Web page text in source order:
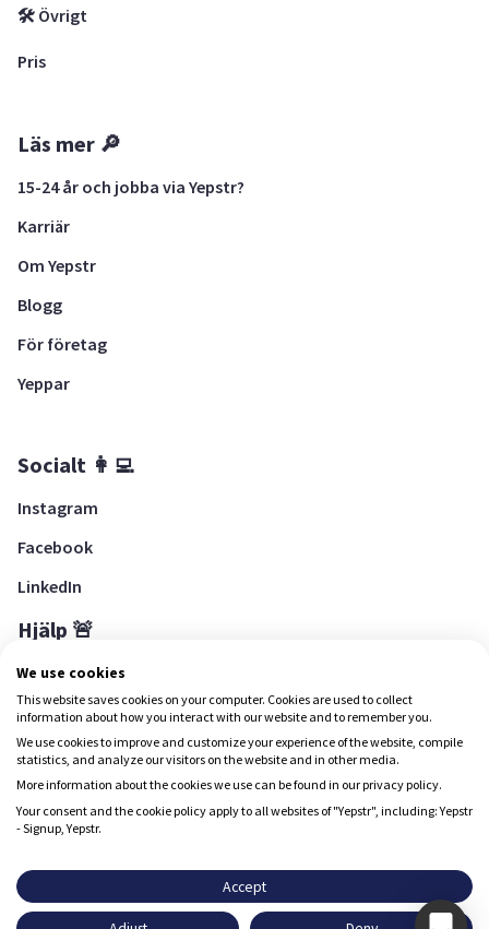
🛠 Övrigt
Pris
Läs mer 🔎
15-24 år och jobba via Yepstr?
Karriär
Om Yepstr
Blogg
För företag
Yeppar
Socialt 👩‍💻
Instagram
Facebook
LinkedIn
Hjälp 🚨
Hjälpcenter
Ladda ned Yepstr
Ladda ned Yepstr
Yepstr AB • Org. 556997-9817 • Skeppsbron 28, 111 30
upplevelse.
We use cookies
This website saves cookies on your computer. Cookies are used to collect
information about how you interact with our website and to remember you.
We use cookies to improve and customize your experience of the website, compile
statistics, and analyze our visitors on the website and in other media.
More information about the cookies we use can be found in our privacy policy.
Your consent and the cookie policy apply to all websites of "Yepstr", including: Yepstr
- Signup, Yepstr.
Accept